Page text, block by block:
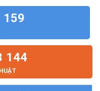
159
144